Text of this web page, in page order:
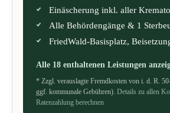
Einäscherung inkl. aller
Alle Behördengänge & 1
FriedWald-Basisplatz,
Alle 18 enthaltenen Leistungen
* Zzgl. verauslagte Fremdkosten von i. d. R.
ggf. kommunale Gebühren). Details zu allen
Ratenzahlung berechnen